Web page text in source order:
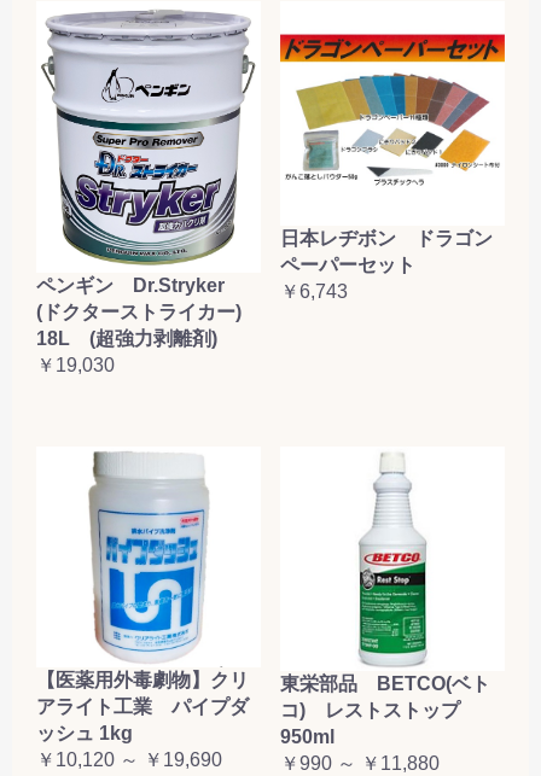
ペンギン Dr.Stryker
(ドクターストライカー)
18L (超強力剥離剤)
￥19,030
日本レヂボン ドラゴン
ペーパーセット
￥6,743
【医薬用外毒劇物】クリ
アライト工業 パイプダ
ッシュ 1kg
￥10,120 ～ ￥19,690
東栄部品 BETCO(ベト
コ) レストストップ
950ml
￥990 ～ ￥11,880